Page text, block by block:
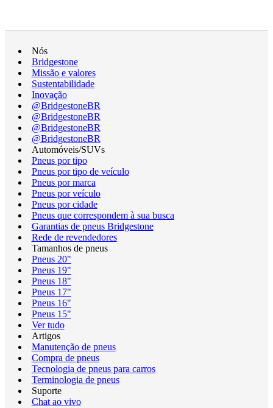
Nós
Bridgestone
Missão e valores
Sustentabilidade
Inovação
@BridgestoneBR
@BridgestoneBR
@BridgestoneBR
@BridgestoneBR
Automóveis/SUVs
Pneus por tipo
Pneus por tipo de veículo
Pneus por marca
Pneus por veículo
Pneus por cidade
Pneus que correspondem à sua busca
Garantias de pneus Bridgestone
Rede de revendedores
Tamanhos de pneus
Pneus 20"
Pneus 19"
Pneus 18"
Pneus 17"
Pneus 16"
Pneus 15"
Ver tudo
Artigos
Manutenção de pneus
Compra de pneus
Tecnologia de pneus para carros
Terminologia de pneus
Suporte
Chat ao vivo